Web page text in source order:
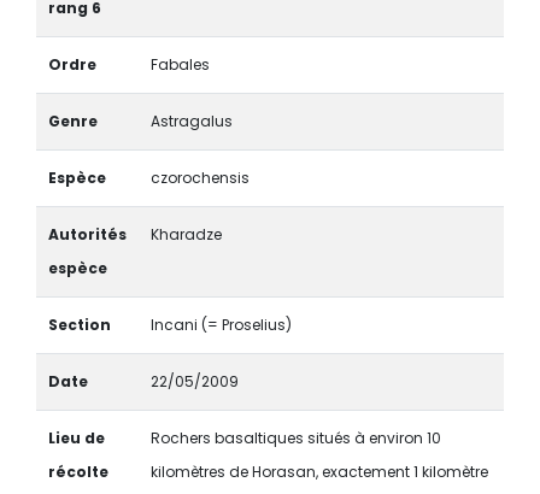
rang 6
Ordre Fabales
Genre Astragalus
Espèce czorochensis
Autorités
espèce
Kharadze
Section Incani (= Proselius)
Date 22/05/2009
Lieu de
récolte
Rochers basaltiques situés à environ 10
kilomètres de Horasan, exactement 1 kilomètre